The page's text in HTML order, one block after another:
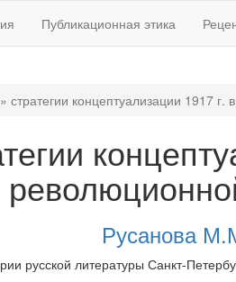
Публикационная этика
стратегии концептуализации 1917
Русанова
литературы Санкт-